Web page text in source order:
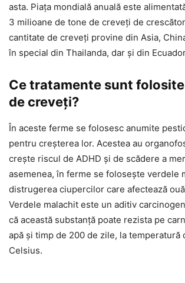
asta. Piața mondială anuală este
3 milioane de tone de creveți de
cantitate de creveți provine din Asia,
în special din Thailanda, dar și din
Ce tratamente sunt
de creveți?
În aceste ferme se folosesc anumite
pentru creșterea lor. Acestea au
crește riscul de ADHD și de scădere a
asemenea, în ferme se folosește verdele
distrugerea ciupercilor care afectează
Verdele malachit este un aditiv
că această substanță poate rezista pe
apă și timp de 200 de zile, la temperatură
Celsius.